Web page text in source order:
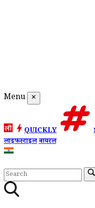
Menu ✕
QUICKLY
लाइफस्टाइलवायरल